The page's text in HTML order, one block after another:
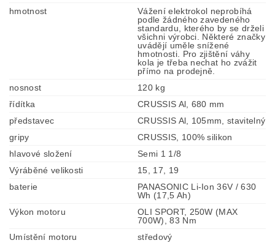
hmotnost
Vážení elektrokol neprobíhá
podle žádného zavedeného
standardu, kterého by se drželi
všichni výrobci. Některé značky
uvádějí uměle snížené
hmotnosti. Pro zjištění váhy
kola je třeba nechat ho zvážit
přímo na prodejně.
nosnost
120 kg
řídítka
CRUSSIS Al, 680 mm
představec
CRUSSIS Al, 105mm, stavitelný
gripy
CRUSSIS, 100% silikon
hlavové složení
Semi 1 1/8
Výráběné velikosti
15, 17, 19
baterie
PANASONIC Li-Ion 36V / 630
Wh (17,5 Ah)
Výkon motoru
OLI SPORT, 250W (MAX
700W), 83 Nm
Umístění motoru
středový